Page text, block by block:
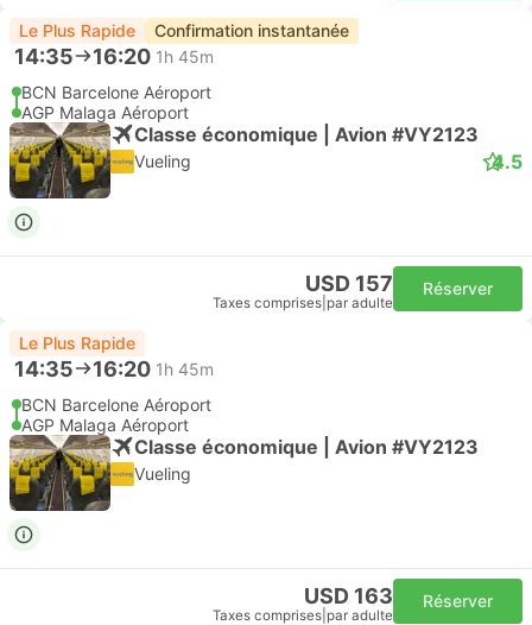
Le Plus Rapide Confirmation instantanée
14:35 16:20 1h 45m
BCN Barcelone Aéroport
AGP Malaga Aéroport
Classe économique | Avion #VY2123
Vueling 4.5
USD 157
Taxes comprises par adulte
Réserver
Le Plus Rapide
14:35 16:20 1h 45m
BCN Barcelone Aéroport
AGP Malaga Aéroport
Classe économique | Avion #VY2123
Vueling
USD 163
Taxes comprises par adulte
Réserver